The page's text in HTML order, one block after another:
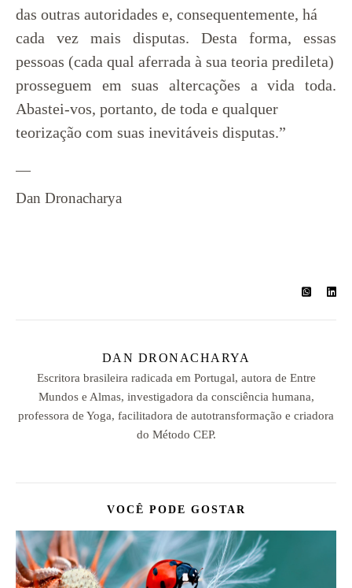
das outras autoridades e, consequentemente, há
cada vez mais disputas. Desta forma, essas
pessoas (cada qual aferrada à sua teoria predileta)
prosseguem em suas altercações a vida toda.
Abastei-vos, portanto, de toda e qualquer
teorização com suas inevitáveis disputas.”
—
Dan Dronacharya
DAN DRONACHARYA
Escritora brasileira radicada em Portugal, autora de Entre
Mundos e Almas, investigadora da consciência humana,
professora de Yoga, facilitadora de autotransformação e criadora
do Método CEP.
VOCÊ PODE GOSTAR